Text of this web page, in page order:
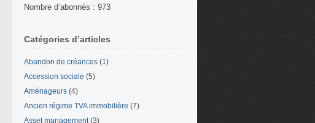
Nombre d’abonnés : 973
Catégories d’articles
Abandon de créances (1)
Accession sociale (5)
Aménageurs (4)
Ancien régime TVA immobilière (7)
Asset management(3)